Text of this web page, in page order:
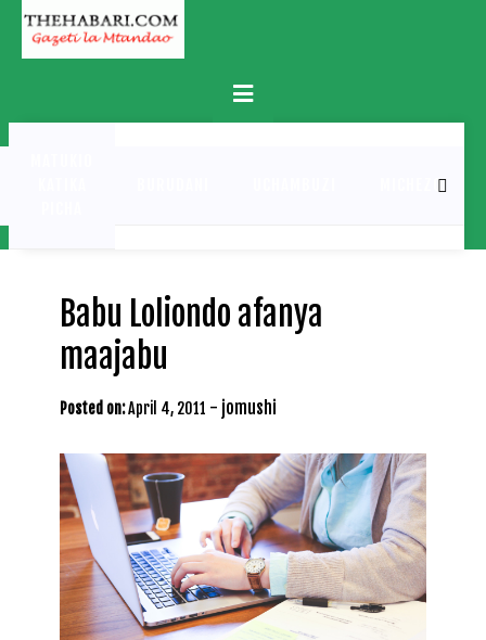
Skip
content
Primary
Menu
MICHEZO
Babu Loliondo afanya
maajabu
Posted on:April 4, 2011 - jomushi